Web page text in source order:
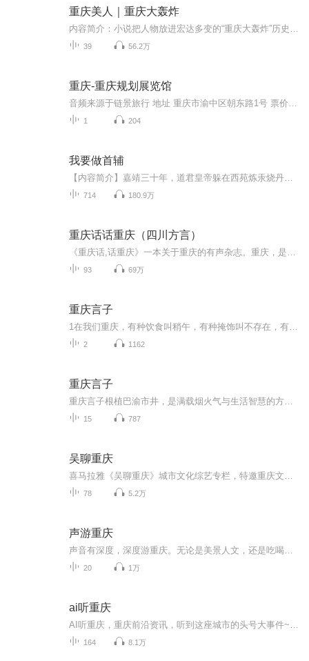
重庆美人｜重庆大轰炸
39 56.2万
重庆-重庆规划展览馆
1 204
我要做首辅
714 180.9万
重庆话话重庆（四川方言）
93 69万
重庆言子
2 1162
重庆言子
15 787
吴聊重庆
78 5.2万
声游重庆
20 1万
ai听重庆
164 8.1万